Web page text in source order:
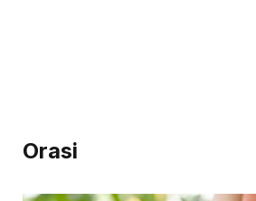
Orasi